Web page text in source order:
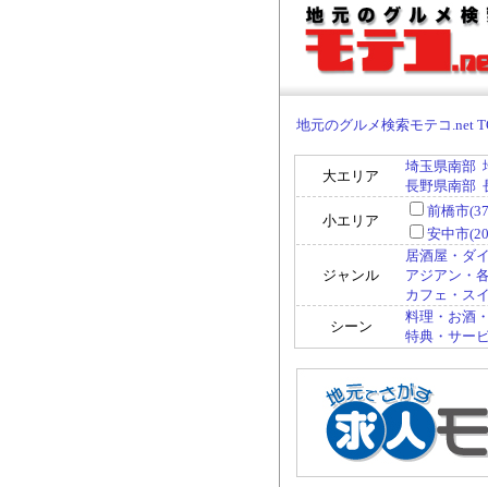
地元のグルメ検索モテコ.net
大エリア
埼玉県南部
長野県南部
小エリア
前橋市
安中市
ジャンル
居酒屋・ダ
アジアン・
カフェ・ス
シーン
料理・お酒
特典・サー